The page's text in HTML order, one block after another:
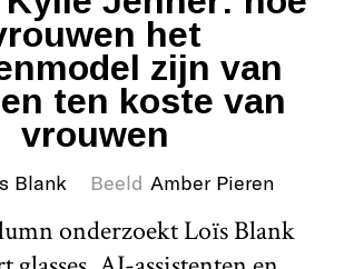
het
zijn van
ten koste van
vrouwen
Blank Beeld Amber Pieren
onderzoekt Loïs Blank